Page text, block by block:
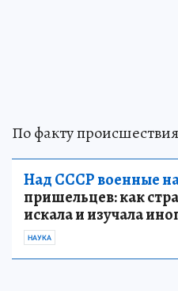
По факту
Над СССР военные
пришельцев: как
искала и изучала
НАУКА